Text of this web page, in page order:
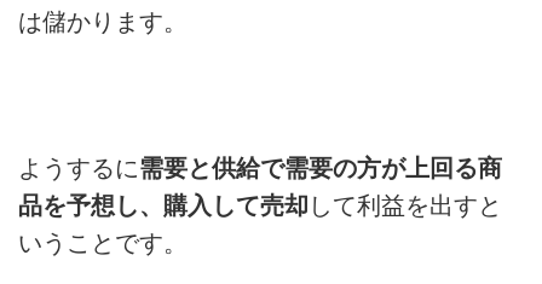
は儲かります。
ようするに需要と供給で需要の方が上回る商
品を予想し、購入して売却 して利益を出すと
いうことです。